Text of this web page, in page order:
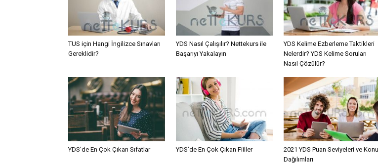
TUS için Hangi İngilizce Sınavları
Gereklidir?
YDS Nasıl Çalışılır? Nettekurs ile
Başarıyı Yakalayın
YDS Kelime Ezberleme Taktikleri
Nelerdir? YDS Kelime Soruları
Nasıl Çözülür?
YDS’de En Çok Çıkan Sıfatlar YDS’de En Çok Çıkan Fiiller
2021 YDS Puan Seviyeleri ve Konu
Dağılımları